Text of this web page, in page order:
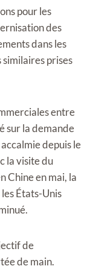
pour les
des
dans les
prises
entre
sur la demande
depuis le
la visite du
Chine en mai, la
États-Unis
de
de main.